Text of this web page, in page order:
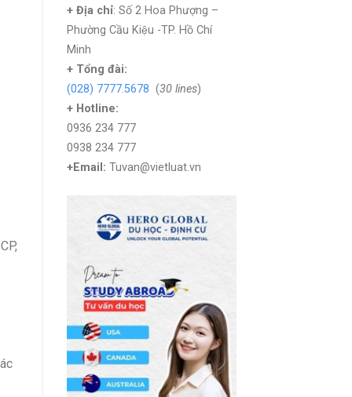
+ Địa chỉ: Số 2 Hoa Phượng –
Phường Cầu Kiệu -TP. Hồ Chí
Minh
+ Tổng đài:
(028) 7777.5678 (30 lines)
+ Hotline:
0936 234 777
0938 234 777
+Email: Tuvan@vietluat.vn